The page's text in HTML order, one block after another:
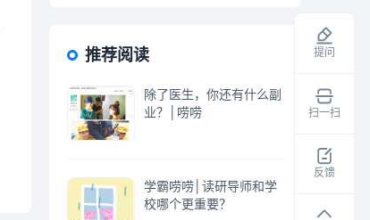
推荐阅读
除了医生，你还有什么副
业？│唠唠
学霸唠唠│读研导师和学
校哪个更重要？
提问
扫一扫
取
干
资
反馈